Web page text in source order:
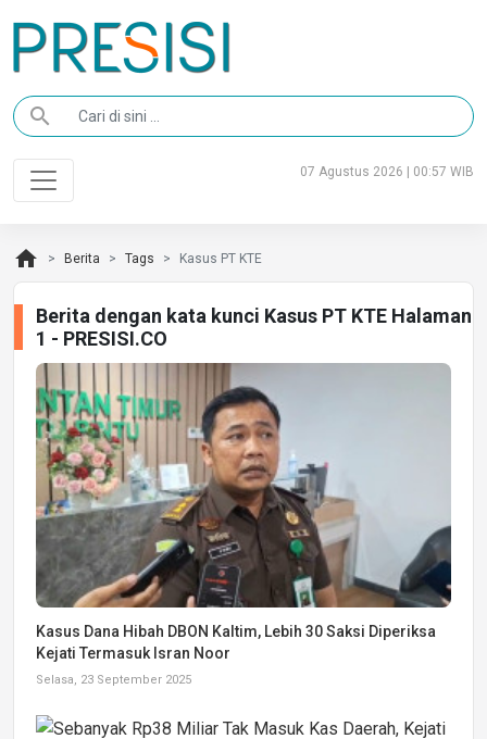
search
07 Agustus 2026 | 00:57 WIB
home Berita Tags Kasus PT KTE
Berita dengan kata kunci Kasus PT KTE Halaman
1 - PRESISI.CO
Kasus Dana Hibah DBON Kaltim, Lebih 30 Saksi Diperiksa
Kejati Termasuk Isran Noor
Selasa, 23 September 2025